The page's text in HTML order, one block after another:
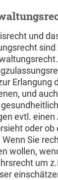
und
Erlangung
und
evtl. einen
oder
Sie
wollen,
um